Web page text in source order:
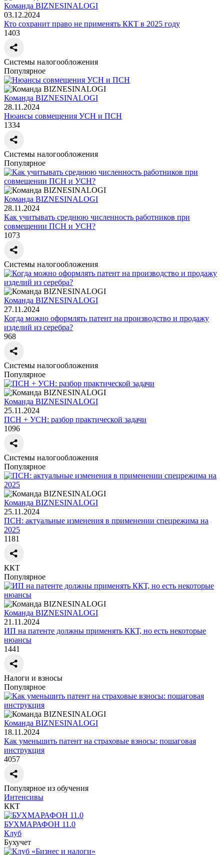
Команда BIZNESINALOGI
03.12.2024
Кто сохранит право не применять ККТ в 2025 году
1403
Системы налогообложения
Популярное
Команда BIZNESINALOGI
28.11.2024
Нюансы совмещения УСН и ПСН
1334
Системы налогообложения
Популярное
Команда BIZNESINALOGI
28.11.2024
Как учитывать среднюю численность работников при
совмещении ПСН и УСН?
1073
Системы налогообложения
Команда BIZNESINALOGI
27.11.2024
Когда можно оформлять патент на производство и продажу
изделий из серебра?
968
Системы налогообложения
Популярное
Команда BIZNESINALOGI
25.11.2024
ПСН + УСН: разбор практической задачи
1096
Системы налогообложения
Популярное
Команда BIZNESINALOGI
25.11.2024
ПСН: актуальные изменения в применении спецрежима на
2025
1181
ККТ
Популярное
Команда BIZNESINALOGI
21.11.2024
ИП на патенте должны применять ККТ, но есть некоторые
нюансы
1441
Налоги и взносы
Популярное
Команда BIZNESINALOGI
18.11.2024
Как уменьшить патент на страховые взносы: пошаговая
инструкция
4057
Популярное из обучения
Интенсивы
ККТ
БУХМАРАФОН 11.0
Клуб
Бухучет